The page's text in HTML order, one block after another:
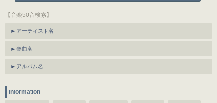
【音楽50音検索】
アーティスト名
楽曲名
アルバム名
information